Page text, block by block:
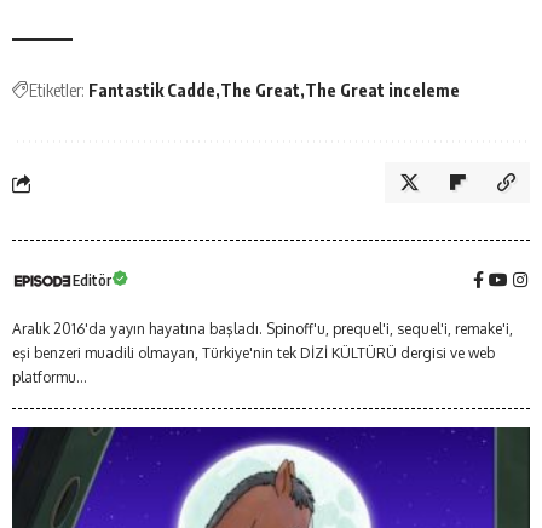
Etiketler: Fantastik Cadde The Great The Great inceleme
Editör
Aralık 2016'da yayın hayatına başladı. Spinoff'u, prequel'i, sequel'i, remake'i,
eşi benzeri muadili olmayan, Türkiye'nin tek DİZİ KÜLTÜRÜ dergisi ve web
platformu...